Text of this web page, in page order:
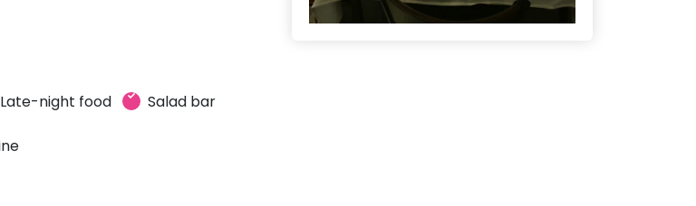
Late-night food Salad bar